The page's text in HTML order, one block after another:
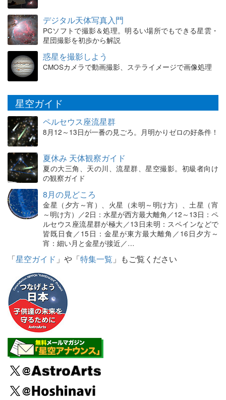
デジタル天体写真入門
PCソフトで撮影＆処理。明るい場所でもできる星雲・
星団撮影を初歩から解説
惑星を撮影しよう
CMOSカメラで動画撮影、ステライメージで画像処理
星空ガイド
ペルセウス座流星群
8月12～13日が一番の見ごろ。月明かりゼロの好条件！
夏休み 天体観察ガイド
夏の大三角、天の川、流星群、星空撮影。初級者向け
の観察ガイド
8月の見どころ
金星（夕方～宵）、火星（未明～明け方）、土星（宵
～明け方）／2日：水星が西方最大離角／12～13日：ペ
ルセウス座流星群が極大／13日未明：スペインなどで
皆既日食／15日：金星が東方最大離角／16日夕方～
宵：細い月と金星が接近／…
「星空ガイド 」や「特集一覧 」もご覧ください